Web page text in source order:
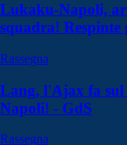
Lukaku-Napoli,
squadra! Respinte
Rassegna
Lang, l'Ajax fa sul
Napoli! - GdS
Rassegna